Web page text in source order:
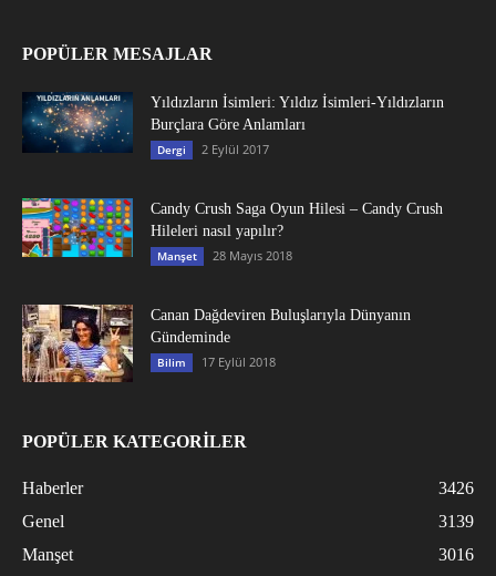
POPÜLER MESAJLAR
Yıldızların İsimleri: Yıldız İsimleri-Yıldızların
Burçlara Göre Anlamları
Dergi 2 Eylül 2017
Candy Crush Saga Oyun Hilesi – Candy Crush
Hileleri nasıl yapılır?
Manşet 28 Mayıs 2018
Canan Dağdeviren Buluşlarıyla Dünyanın
Gündeminde
Bilim 17 Eylül 2018
POPÜLER KATEGORİLER
Haberler
3426
Genel
3139
Manşet
3016